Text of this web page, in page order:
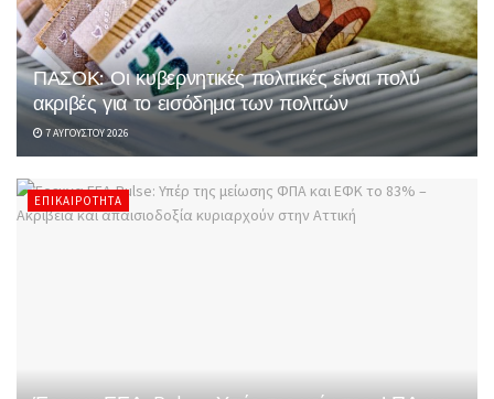
ΠΑΣΟΚ: Οι κυβερνητικές πολιτικές είναι πολύ
ακριβές για το εισόδημα των πολιτών
7 ΑΥΓΟΎΣΤΟΥ 2026
ΕΠΙΚΑΙΡΌΤΗΤΑ